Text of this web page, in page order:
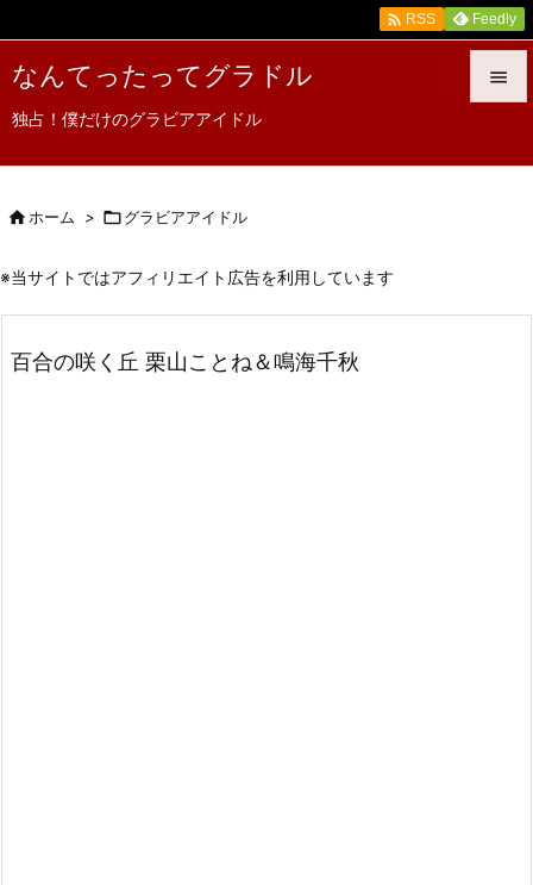
なんてったってグラドル
独占！僕だけのグラビアアイドル


 RSS Feedly
ホーム > グラビアアイドル
※当サイトではアフィリエイト広告を利用しています
百合の咲く丘 栗山ことね＆鳴海千秋